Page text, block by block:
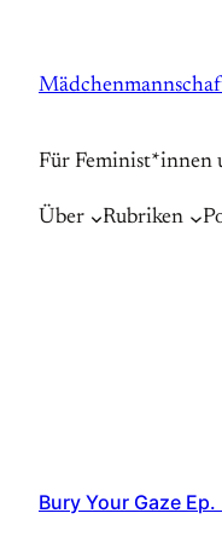
springen
Für Feminist*innen
Über Rubriken
Bury Your Gaze